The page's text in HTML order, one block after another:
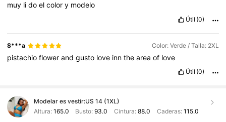
muy lidoelcolory modelo
Útil (0)
S***a Color: Verde / Talla: 2XL
pistachioflowerandgusto love inntheareaof love
Útil (0)
Modelar es vestir:US 14 (1XL)
Altura: 165.0 Busto:93.0 Cintura: 88.0 Caderas: 115.0